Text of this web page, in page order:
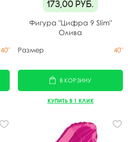
40"
173,00 руб.
Фигура "Цифра 9 Slim"
Олива
Размер 40"
В КОРЗИНУ
КУПИТЬ В 1 КЛИК